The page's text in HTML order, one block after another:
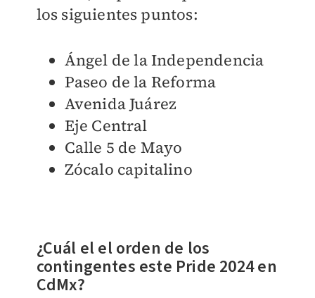
los siguientes puntos:
Ángel de la Independencia
Paseo de la Reforma
Avenida Juárez
Eje Central
Calle 5 de Mayo
Zócalo capitalino
¿Cuál el el orden de los
contingentes este Pride 2024 en
CdMx?